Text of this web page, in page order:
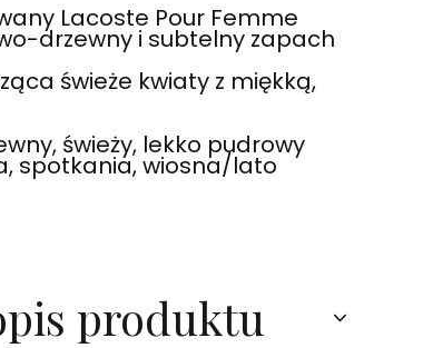
Lacoste Pour Femme
drzewny i subtelny zapach
świeże kwiaty z miękką,
świeży, lekko pudrowy
spotkania, wiosna/lato
produktu